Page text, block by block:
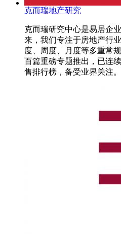
克而瑞地产研究
克而瑞研究中心是易居企
来，我们专注于房地产行
度、周度、月度等多重常
百篇重磅专题推出，已连
售排行榜，备受业界关注。